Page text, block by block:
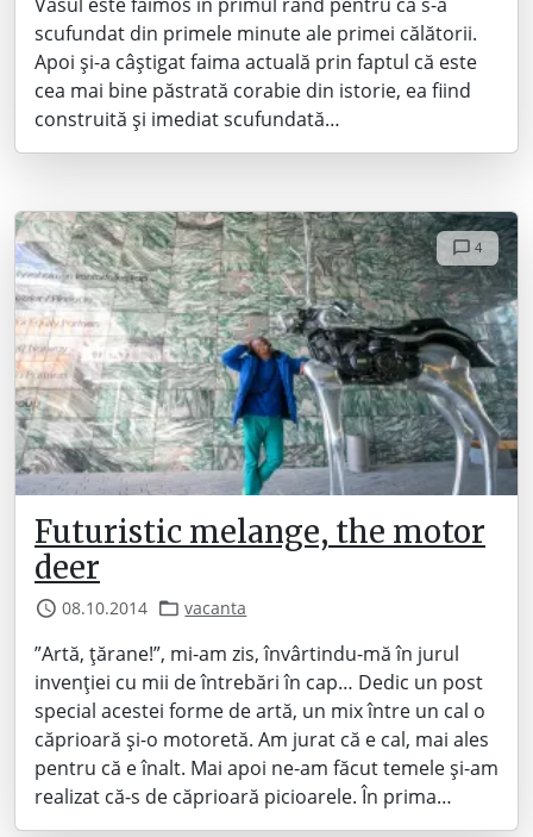
scufundat din primele minute ale primei călătorii.
Apoi și-a câștigat faima actuală prin faptul că este
cea mai bine păstrată corabie din istorie, ea fiind
construită și imediat scufundată…
4
Futuristic melange, the motor
deer
08.10.2014 vacanta
”Artă, țărane!”, mi-am zis, învârtindu-mă în jurul
invenției cu mii de întrebări în cap… Dedic un post
special acestei forme de artă, un mix între un cal o
căprioară și-o motoretă. Am jurat că e cal, mai ales
pentru că e înalt. Mai apoi ne-am făcut temele și-am
realizat că-s de căprioară picioarele. În prima…